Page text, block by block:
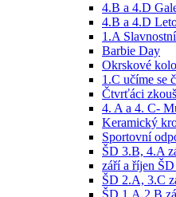
4.B a 4.D
4.B a 4.D
1.A
Barbie Day
Okrskové
1.C učíme se
Čtvrťáci
4. A a 4. C-
Keramický
Sportovní
ŠD 3.B, 4.A
září a říjen
ŠD 2.A, 3.C